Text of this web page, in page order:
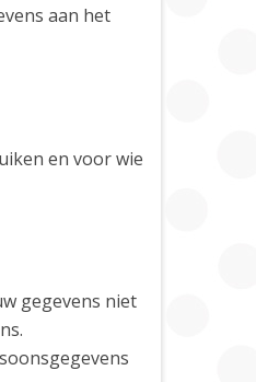
aan het
en voor wie
gegevens niet